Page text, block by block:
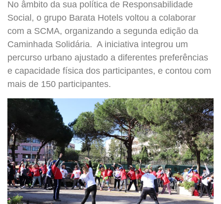
No âmbito da sua política de Responsabilidade
Social, o grupo Barata Hotels voltou a colaborar
com a SCMA, organizando a segunda edição da
Caminhada Solidária. A iniciativa integrou um
percurso urbano ajustado a diferentes preferências
e capacidade física dos participantes, e contou com
mais de 150 participantes.